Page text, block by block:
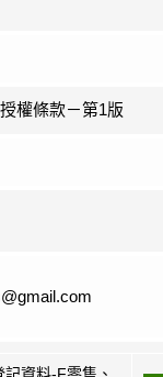
權條款－第1版